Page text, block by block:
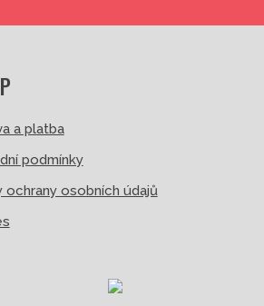
a platba
podmínky
ochrany osobních údajů